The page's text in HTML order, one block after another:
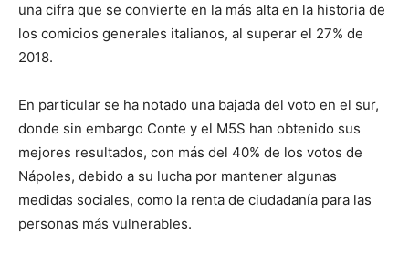
una cifra que se convierte en la más alta en la historia de
los comicios generales italianos, al superar el 27% de
2018.
En particular se ha notado una bajada del voto en el sur,
donde sin embargo Conte y el M5S han obtenido sus
mejores resultados, con más del 40% de los votos de
Nápoles, debido a su lucha por mantener algunas
medidas sociales, como la renta de ciudadanía para las
personas más vulnerables.